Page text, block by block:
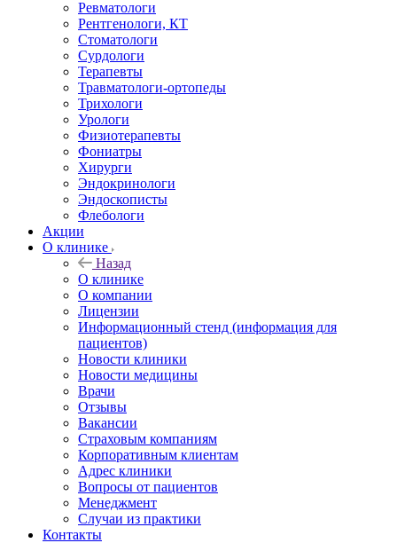
Ревматологи
Рентгенологи, КТ
Стоматологи
Сурдологи
Терапевты
Травматологи-ортопеды
Трихологи
Урологи
Физиотерапевты
Фониатры
Хирурги
Эндокринологи
Эндоскописты
Флебологи
Акции
О клинике
Назад
О клинике
О компании
Лицензии
Информационный стенд (информация для
пациентов)
Новости клиники
Новости медицины
Врачи
Отзывы
Вакансии
Страховым компаниям
Корпоративным клиентам
Адрес клиники
Вопросы от пациентов
Менеджмент
Случаи из практики
Контакты